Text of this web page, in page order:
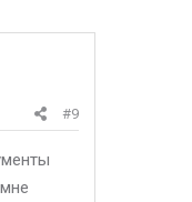
#9